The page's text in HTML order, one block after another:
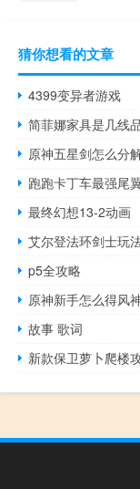
猜你想看的文章
4399变异者游戏
简菲娜家具是几线
原神五星剑怎么分
跑跑卡丁车最强尾
最终幻想13-2动画
艾尔登法环剑士玩
p5全攻略
原神新手怎么得风
故事 歌词
新款保卫萝卜爬楼